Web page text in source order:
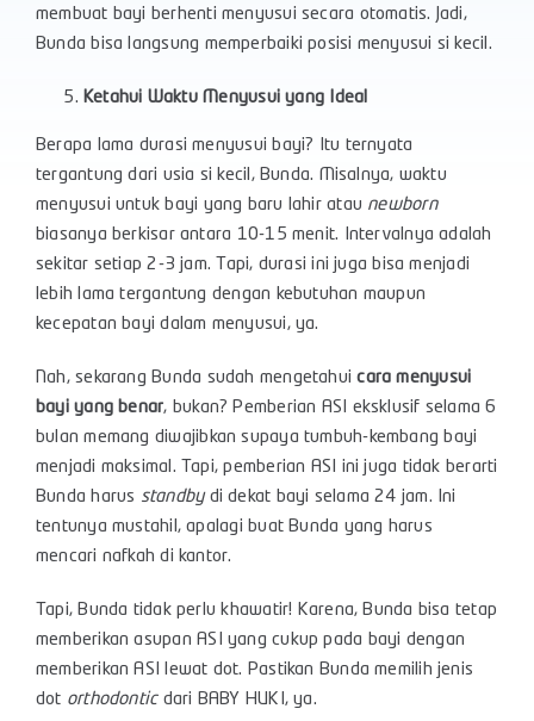
membuat bayi berhenti menyusui secara otomatis. Jadi,
Bunda bisa langsung memperbaiki posisi menyusui si kecil.
Ketahui Waktu Menyusui yang Ideal
Berapa lama durasi menyusui bayi? Itu ternyata
tergantung dari usia si kecil, Bunda. Misalnya, waktu
menyusui untuk bayi yang baru lahir atau newborn
biasanya berkisar antara 10-15 menit. Intervalnya adalah
sekitar setiap 2-3 jam. Tapi, durasi ini juga bisa menjadi
lebih lama tergantung dengan kebutuhan maupun
kecepatan bayi dalam menyusui, ya.
Nah, sekarang Bunda sudah mengetahuicara menyusui
bayi yang benar, bukan? Pemberian ASI eksklusif selama 6
bulan memang diwajibkan supaya tumbuh-kembang bayi
menjadi maksimal. Tapi, pemberian ASI ini juga tidak berarti
Bunda harus standbydi dekat bayi selama 24 jam. Ini
tentunya mustahil, apalagi buat Bunda yang harus
mencari nafkah di kantor.
Tapi, Bunda tidak perlu khawatir! Karena, Bunda bisa tetap
memberikan asupan ASI yang cukup pada bayi dengan
memberikan ASI lewat dot. Pastikan Bunda memilih jenis
dot orthodonticdari BABY HUKI, ya.